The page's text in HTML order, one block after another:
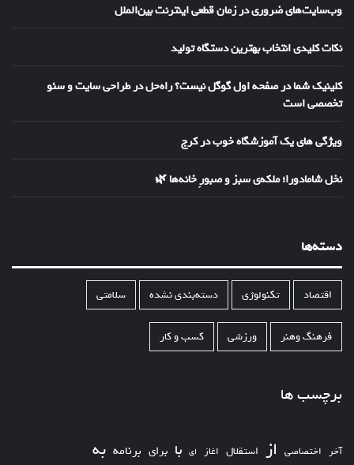
وب‌سایت‌های ضروری در زمان قطعی اینترنت بین‌الملل
نکات کلیدی انتخاب بهترین دستگاه تولید
کلینیک شما در صفحه اول گوگل نیست؟ راه‌حل در طراحی سایت و سئو
تخصصی است
ویژگی های یک آموزشگاه خوب در کرج
نخل شامادورا؛ ملکه‌ی سبز و صبورِ خانه‌ها 🌿
دسته‌ها
اقتصاد تکنولوژی دسته‌بندی نشده سلامتی
فرهنگ وهنر ورزشی کسب و کار
برچسب ها
آخر اختصاصی از استقلال اغاز ای با برای برنامه به